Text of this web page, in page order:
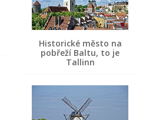
Historické město na
pobřeží Baltu, to je
Tallinn